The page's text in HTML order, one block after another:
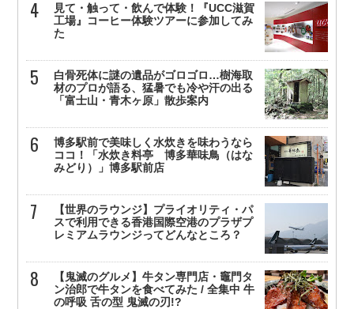
見て・触って・飲んで体験！『UCC滋賀
工場』コーヒー体験ツアーに参加してみ
た
白骨死体に謎の遺品がゴロゴロ…樹海取
材のプロが語る、猛暑でも冷や汗の出る
「富士山・青木ヶ原」散歩案内
博多駅前で美味しく水炊きを味わうなら
ココ！「水炊き料亭 博多華味鳥（はな
みどり）」博多駅前店
【世界のラウンジ】プライオリティ・パ
スで利用できる香港国際空港のプラザプ
レミアムラウンジってどんなところ？
【鬼滅のグルメ】牛タン専門店・竈門タ
ン治郎で牛タンを食べてみた / 全集中 牛
の呼吸 舌の型 鬼滅の刃!?